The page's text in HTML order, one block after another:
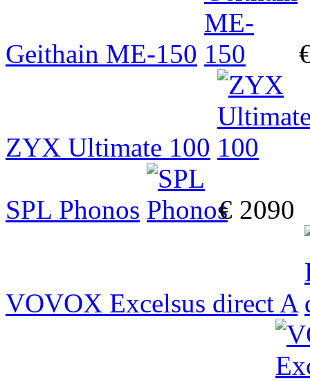
Geithain ME-150
ZYX Ultimate 100
SPL Phonos € 2090
VOVOX Excelsus direct A